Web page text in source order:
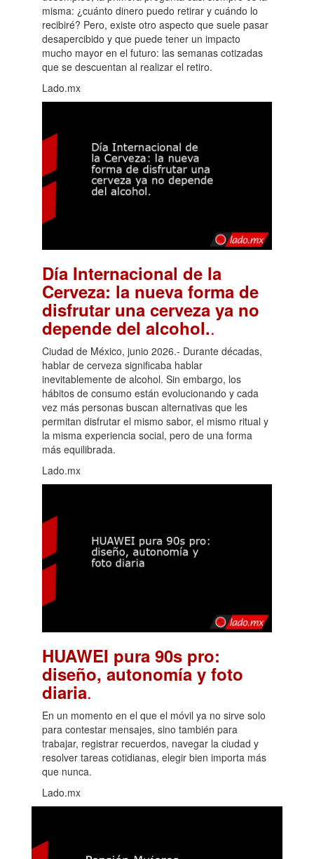
misma: ¿cuánto dinero puedo retirar y cuándo lo
recibiré? Pero, existe otro aspecto que suele pasar
desapercibido y que puede tener un impacto
mucho mayor en el futuro: las semanas cotizadas
que se descuentan al realizar el retiro.
Lado.mx
Día Internacional de la
Cerveza: la nueva forma de
disfrutar una cerveza ya no
depende del alcohol..
Ciudad de México, junio 2026.- Durante décadas,
hablar de cerveza significaba hablar
inevitablemente de alcohol. Sin embargo, los
hábitos de consumo están evolucionando y cada
vez más personas buscan alternativas que les
permitan disfrutar el mismo sabor, el mismo ritual y
la misma experiencia social, pero de una forma
más equilibrada.
Lado.mx
HUAWEI pura 90s pro:
diseño, autonomía y foto
diaria.
En un momento en el que el móvil ya no sirve solo
para contestar mensajes, sino también para
trabajar, registrar recuerdos, navegar la ciudad y
resolver tareas cotidianas, elegir bien importa más
que nunca.
Lado.mx